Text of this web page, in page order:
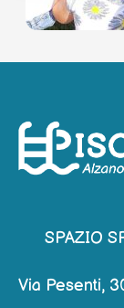
SPAZIO
Via Pesenti,